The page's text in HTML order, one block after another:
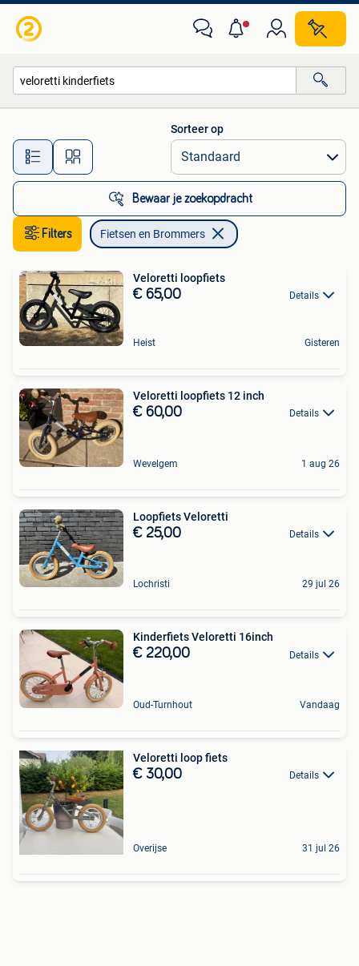
Alle afstanden…
Sorteer op
Bewaar je zoekopdracht
Filters Fietsen en Brommers
Veloretti loopfiets
€ 65,00 Details
Heist Gisteren
Veloretti loopfiets 12 inch
€ 60,00 Details
Wevelgem 1 aug 26
Loopfiets Veloretti
€ 25,00 Details
Lochristi 29 jul 26
Kinderfiets Veloretti 16inch
€ 220,00 Details
Oud-Turnhout Vandaag
Veloretti loop fiets
€ 30,00 Details
Overijse 31 jul 26